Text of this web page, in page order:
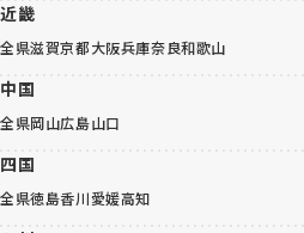
近畿
全県滋賀京都大阪兵庫奈良和歌山
中国
全県岡山広島山口
四国
全県徳島香川愛媛高知